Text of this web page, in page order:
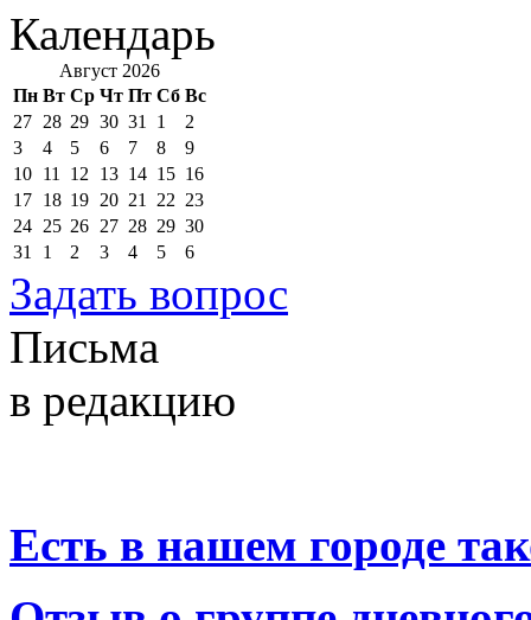
Календарь
Август 2026
Пн Вт Ср Чт Пт Сб Вс
27 28 29 30 31 1
2
3
4 5 6 7 8
9
10 11 12 13 14 15 16
17 18 19 20 21 22 23
24 25 26 27 28 29 30
31
1 2 3 4 5 6
Задать вопрос
Письма
в редакцию
Есть в нашем городе